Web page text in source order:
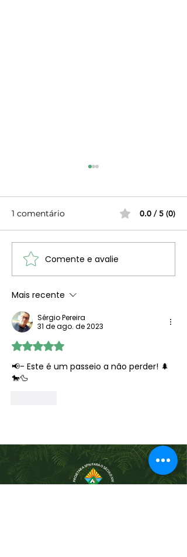
Visita Cultural ao
Jardim Botânico
março de 2026
1 comentário 0.0 / 5 (0)
Comente e avalie
Mais recente
Sérgio Pereira
31 de ago. de 2023
Avaliado com 5 de 5 estrelas.
📢- Este é um passeio a não perder! 🌲
🐎🦆